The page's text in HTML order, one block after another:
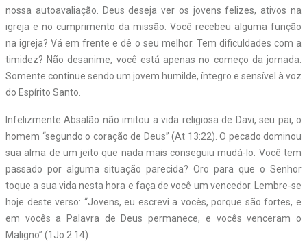
nossa autoavaliação. Deus deseja ver os jovens felizes, ativos na
igreja e no cumprimento da missão. Você recebeu alguma função
na igreja? Vá em frente e dê o seu melhor. Tem dificuldades com a
timidez? Não desanime, você está apenas no começo da jornada.
Somente continue sendo um jovem humilde, íntegro e sensível à voz
do Espírito Santo.
Infelizmente Absalão não imitou a vida religiosa de Davi, seu pai, o
homem “segundo o coração de Deus” (At 13:22). O pecado dominou
sua alma de um jeito que nada mais conseguiu mudá-lo. Você tem
passado por alguma situação parecida? Oro para que o Senhor
toque a sua vida nesta hora e faça de você um vencedor. Lembre-se
hoje deste verso: “Jovens, eu escrevi a vocês, porque são fortes, e
em vocês a Palavra de Deus permanece, e vocês venceram o
Maligno” (1Jo 2:14).